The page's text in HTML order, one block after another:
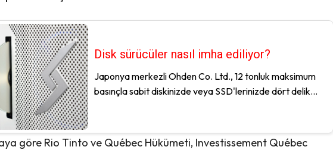
Disk sürücüler nasıl imha ediliyor?
Japonya merkezli Ohden Co. Ltd., 12 tonluk maksimum
basınçla sabit diskinizde veya SSD'lerinizde dört delik...
göre Rio Tinto ve Québec Hükümeti, Investissement Québec